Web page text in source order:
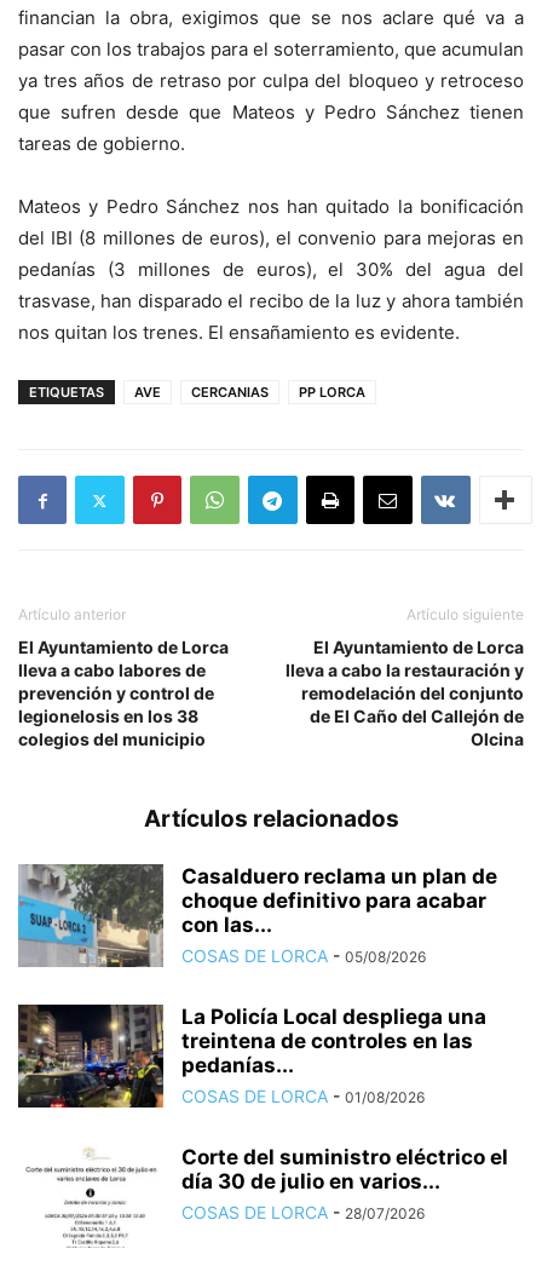
financian la obra, exigimos que se nos aclare qué va a
pasar con los trabajos para el soterramiento, que acumulan
ya tres años de retraso por culpa del bloqueo y retroceso
que sufren desde que Mateos y Pedro Sánchez tienen
tareas de gobierno.
Mateos y Pedro Sánchez nos han quitado la bonificación
del IBI (8 millones de euros), el convenio para mejoras en
pedanías (3 millones de euros), el 30% del agua del
trasvase, han disparado el recibo de la luz y ahora también
nos quitan los trenes. El ensañamiento es evidente.
ETIQUETAS AVE CERCANIAS PP LORCA
Artículo anterior
El Ayuntamiento de Lorca
lleva a cabo labores de
prevención y control de
legionelosis en los 38
colegios del municipio
Artículo siguiente
El Ayuntamiento de Lorca
lleva a cabo la restauración y
remodelación del conjunto
de El Caño del Callejón de
Olcina
Artículos relacionados
Casalduero reclama un plan de
choque definitivo para acabar
con las...
COSAS DE LORCA - 05/08/2026
La Policía Local despliega una
treintena de controles en las
pedanías...
COSAS DE LORCA - 01/08/2026
Corte del suministro eléctrico el
día 30 de julio en varios...
COSAS DE LORCA - 28/07/2026